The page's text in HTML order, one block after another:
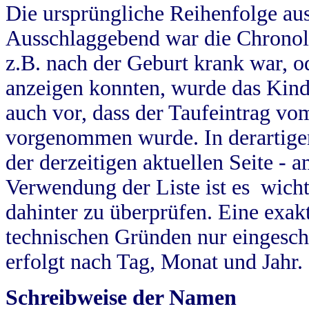
Die ursprüngliche Reihenfolge
Ausschlaggebend war die
z.B. nach der Geburt krank war,
anzeigen konnten, wurde das
auch vor, dass der Taufeintrag
vorgenommen wurde. In
der derzeitigen aktuellen Seite -
Verwendung der Liste ist es
dahinter zu überprüfen. Eine
technischen Gründen nur
erfolgt nach Tag, Monat und Jahr.
Schreibweise der Namen